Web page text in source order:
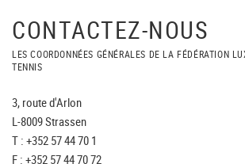
CONTACTEZ-NOUS
LES COORDONNÉES GÉNÉRALES DE LA FÉDÉRATION
TENNIS
3, route d'Arlon
L-8009 Strassen
T : +352 57 44 70 1
F : +352 57 44 70 72